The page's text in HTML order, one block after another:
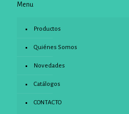
Menu
Productos
Quiénes Somos
Novedades
Catálogos
CONTACTO